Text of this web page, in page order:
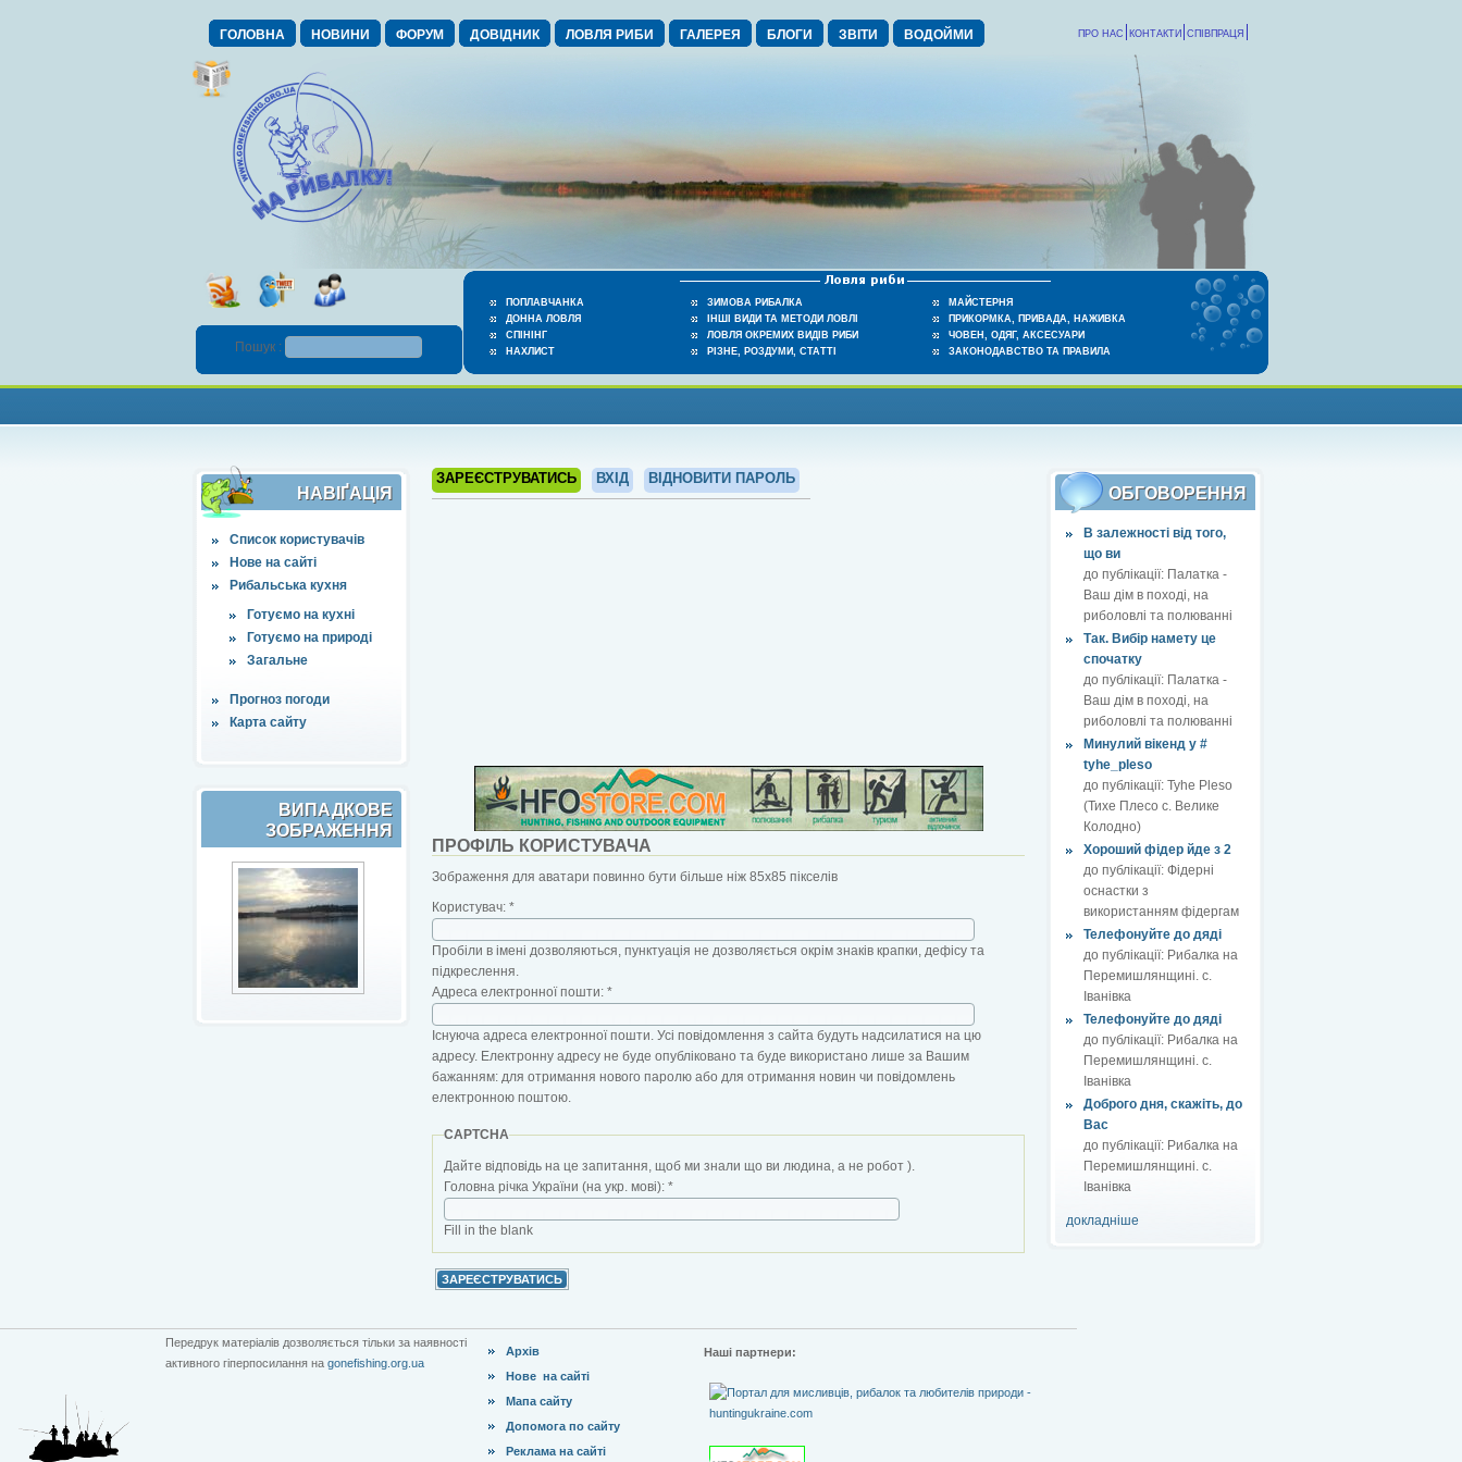
ГОЛОВНА НОВИНИ ФОРУМ ДОВІДНИК ЛОВЛЯ РИБИ ГАЛЕРЕЯ БЛОГИ ЗВІТИ ВОДОЙМИ СПІВПРАЦЯ
КОНТАКТИ
ПРО НАС
ПОПЛАВЧАНКА
ДОННА ЛОВЛЯ
СПІНІНГ
НАХЛИСТ
ЗИМОВА РИБАЛКА
ІНШІ ВИДИ ТА МЕТОДИ ЛОВЛІ
ЛОВЛЯ ОКРЕМИХ ВИДІВ РИБИ
РІЗНЕ, РОЗДУМИ, СТАТТІ
МАЙСТЕРНЯ
ПРИКОРМКА, ПРИВАДА, НАЖИВКА
ЧОВЕН, ОДЯГ, АКСЕСУАРИ
ЗАКОНОДАВСТВО ТА ПРАВИЛА
Пошук :
НАВІҐАЦІЯ
Список користувачів
Нове на сайті
Рибальська кухня
Готуємо на кухні
Готуємо на природі
Загальне
Прогноз погоди
Карта сайту
ВИПАДКОВЕ
ЗОБРАЖЕННЯ
ЗАРЕЄСТРУВАТИСЬ ВХІД ВІДНОВИТИ ПАРОЛЬ
ОБГОВОРЕННЯ
В залежності від того,
що ви
до публікації: Палатка -
Ваш дім в поході, на
риболовлі та полюванні
Так. Вибір намету це
спочатку
до публікації: Палатка -
Ваш дім в поході, на
риболовлі та полюванні
Минулий вікенд у #
tyhe_pleso
до публікації: Tyhe Pleso
(Тихе Плесо с. Велике
Колодно)
Хороший фідер йде з 2
до публікації: Фідерні
оснастки з
використанням фідергам
Телефонуйте до дяді
до публікації: Рибалка на
Перемишлянщині. с.
Іванівка
Телефонуйте до дяді
до публікації: Рибалка на
Перемишлянщині. с.
Іванівка
Доброго дня, скажіть, до
Вас
до публікації: Рибалка на
Перемишлянщині. с.
Іванівка
докладніше
ПРОФІЛЬ КОРИСТУВАЧА
Зображення для аватари повинно бути більше ніж 85x85 пікселів
Користувач: *
Пробіли в імені дозволяються, пунктуація не дозволяється окрім знаків крапки, дефісу та
підкреслення.
Адреса електронної пошти: *
Існуюча адреса електронної пошти. Усі повідомлення з сайта будуть надсилатися на цю
адресу. Електронну адресу не буде опубліковано та буде використано лише за Вашим
бажанням: для отримання нового паролю або для отримання новин чи повідомлень
електронною поштою.
CAPTCHA
Дайте відповідь на це запитання, щоб ми знали що ви людина, а не робот ).
Головна річка України (на укр. мові): *
Fill in the blank
Передрук матеріалів дозволяється тільки за наявності
активного гіперпосилання на gonefishing.org.ua
Архів
Нове на сайті
Мапа сайту
Допомога по сайту
Реклама на сайті
Наші партнери: